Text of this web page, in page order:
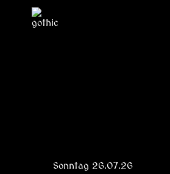
Sonntag 26.07.26